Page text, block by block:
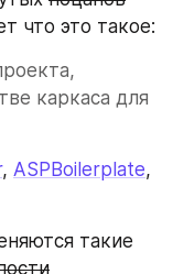
что это такое:
каркаса для
, ASPBoilerplate
такие